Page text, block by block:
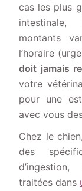
cas les plus
intestinale,
montants
l’horaire
doit jamais
votre
pour une
avec vous
Chez le
des
traitées dans